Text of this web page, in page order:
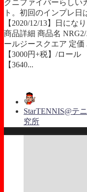
クニファイバーらしい
ト。初回のインプレ日
【2020/12/13】日にな
商品詳細 商品名
ールジースクエア 定価
【3000円+税】/ロール
【3640...
StarTENNIS@テ
究所